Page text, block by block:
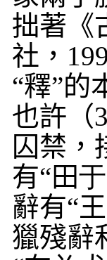
拙著《
社，
“釋”的
也許（
囚禁，
有“田
辭有“
獵殘辭